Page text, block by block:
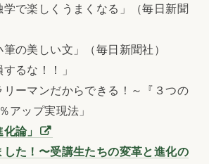
で楽しくうまくなる」（毎日新聞
の美しい文」（毎日新聞社）
るな！！」
ーマンだからできる！～『３つの
アップ実現法」
論」
した！〜受講生たちの変革と進化の